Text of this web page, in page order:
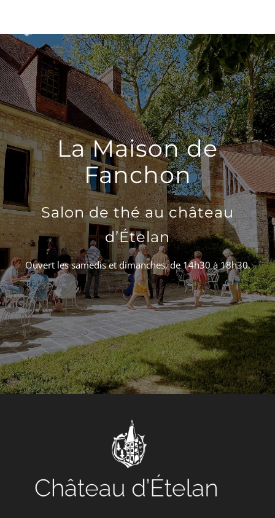
contenu
Toggle
DÉCOUVRIR
VENIR
NOUS SUIVRE
L’ASSOCIATION
CONTACT/ACCÈS
La Maison de
Fanchon
Salon de thé au château
d’Ételan
Ouvert les samedis et dimanches, de 14h30 à 18h30.